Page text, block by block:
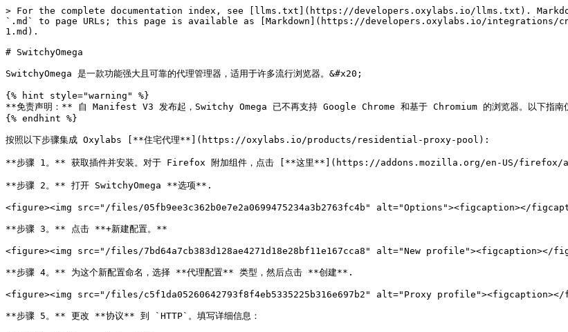
> For the complete documentation index, see [llms.txt](https://developers.oxylabs.io/llms.txt).
`.md` to page URLs; this page is available as [Markdown](https://developers.oxylabs.io/integrations/
1.md).
# SwitchyOmega
SwitchyOmega 是一款功能强大且可靠的代理管理器，适用于许多流行浏览器。&#x20;
{% hint style="warning" %}
**免责声明：** 自 Manifest V3 发布起，Switchy Omega 已不再支持 Google Chrome 和基于 Chromium 的浏览器。以下指
{% endhint %}
按照以下步骤集成 Oxylabs [**住宅代理**](https://oxylabs.io/products/residential-proxy-pool):
**步骤 1。** 获取插件并安装。对于 Firefox 附加组件，点击 [**这里**](https://addons.mozilla.org/en-US/firefox/
**步骤 2。** 打开 SwitchyOmega **选项**.
<figure><img src="/files/05fb9ee3c362b0e7e2a0699475234a3b2763fc4b" alt="Options"><figcaption></
**步骤 3。** 点击 **+新建配置。**
<figure><img src="/files/7bd64a7cb383d128ae4271d18e28bf11e167cca8" alt="New profile"><figcaption></
**步骤 4。** 为这个新配置命名，选择 **代理配置** 类型，然后点击 **创建**.
<figure><img src="/files/c5f1da05260642793f8f4eb5335225b316e697b2" alt="Proxy
**步骤 5。** 更改 **协议** 到 `HTTP`。填写详细信息：